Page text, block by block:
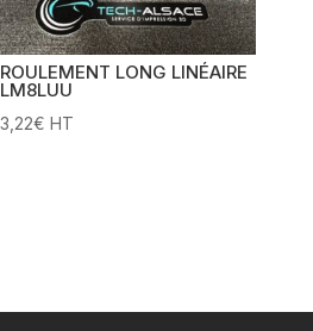
ROULEMENT LONG LINÉAIRE
LM8LUU
3,22€ HT